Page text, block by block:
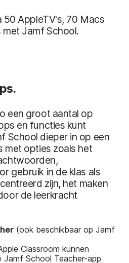
50 AppleTV's, 70 Macs
met Jamf School.
een groot aantal op
en functies kunt
School dieper in op een
met opties zoals het
gebruik in de klas als
zijn, het maken
de leerkracht
(ook beschikbaar op Jamf
Classroom kunnen
Jamf School Teacher-app